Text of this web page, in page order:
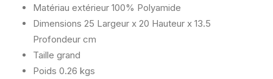
Matériau extérieur 100% Polyamide
Dimensions 25 Largeur x 20 Hauteur x 13.5
Profondeur cm
Taille grand
Poids 0.26 kgs